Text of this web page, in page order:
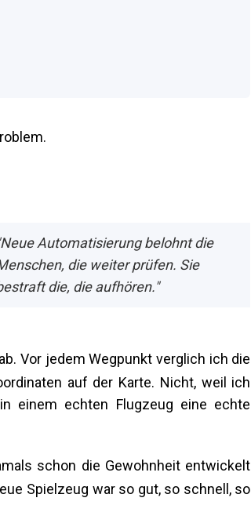
Automatisierung belohnt die
die weiter prüfen. Sie
die, die aufhören."
Vor jedem Wegpunkt verglich ich die
auf der Karte. Nicht, weil ich
einem echten Flugzeug eine echte
schon die Gewohnheit entwickelt
Spielzeug war so gut, so schnell, so